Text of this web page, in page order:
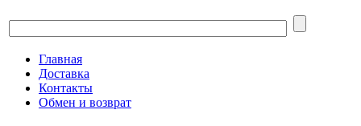
Главная
Доставка
Контакты
Обмен и возврат